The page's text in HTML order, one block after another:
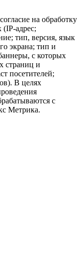
на обработку
(IP-адрес;
тип, версия, язык
экрана; тип и
с которых
страниц и
посетителей;
В целях
с
Метрика.